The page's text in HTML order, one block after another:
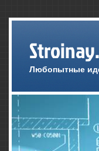
Любопытные